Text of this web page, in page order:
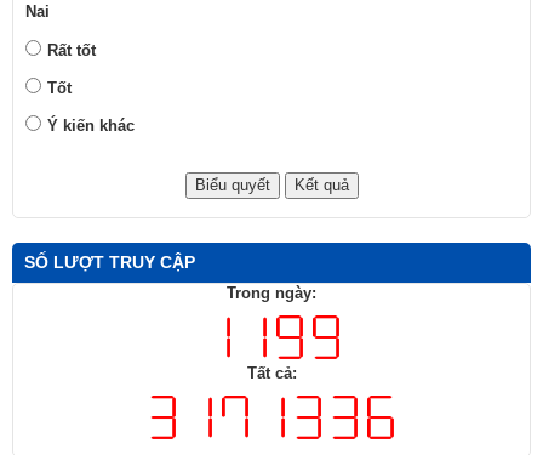
Nai
Rất tốt
Tốt
Ý kiến khác
SỐ LƯỢT TRUY CẬP
Trong ngày:
Tất cả: